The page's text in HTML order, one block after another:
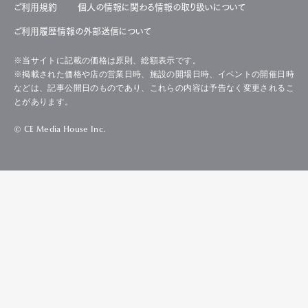
ご利用規約 個人の情報に関わる情報の取り扱いについて
ご利用履歴情報の外部送信について
※当サイトに記載の価格は原則、総額表示です。
※掲載された価格や店の営業日時、施設の開場日時、イベントの開催日時
などは、記事公開日のものであり、これらの内容は予告なく変更されるこ
とがあります。
© CE Media House Inc.